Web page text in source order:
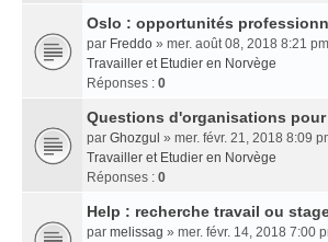
Oslo : opportunités
par Freddo » mer. août 08, 2018 8:21
Travailler et Etudier en Norvège
Réponses : 0
Questions d'organisations
par Ghozgul » mer. févr. 21, 2018 8:09
Travailler et Etudier en Norvège
Réponses : 0
Help : recherche travail ou
par melissag » mer. févr. 14, 2018 7:00